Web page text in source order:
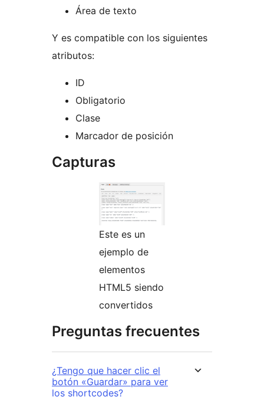
Área de texto
Y es compatible con los siguientes
atributos:
ID
Obligatorio
Clase
Marcador de posición
Capturas
Este es un
ejemplo de
elementos
HTML5 siendo
convertidos
Preguntas frecuentes
¿Tengo que hacer clic el
botón «Guardar» para ver
los shortcodes?